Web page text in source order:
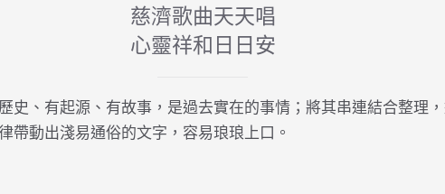
慈濟歌曲天天唱
心靈祥和日日安
史、有起源、有故事，是過去實在的事情；將其串連結合整理
帶動出淺易通俗的文字，容易琅琅上口。